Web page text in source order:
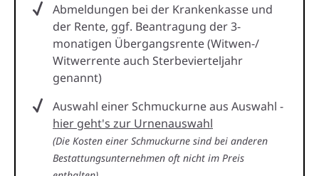
Abmeldungen bei der Krankenkasse und
der Rente, ggf. Beantragung der 3-
monatigen Übergangsrente (Witwen-/
Witwerrente auch Sterbevierteljahr
genannt)
Auswahl einer Schmuckurne aus Auswahl -
hier geht's zur Urnenauswahl
(Die Kosten einer Schmuckurne sind bei anderen
Bestattungsunternehmen oft nicht im Preis